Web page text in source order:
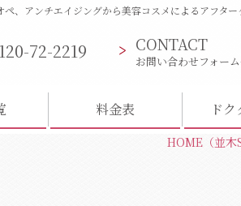
、アンチエイジングから美容コスメによるアフター
72-2219 CONTACT
お問い合わせフォー
料金表 ド
HOME （並